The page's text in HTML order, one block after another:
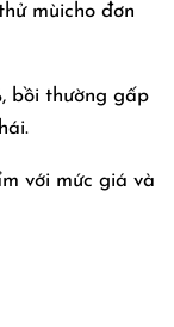
mùicho đơn
bồi thường gấp
với mức giá và